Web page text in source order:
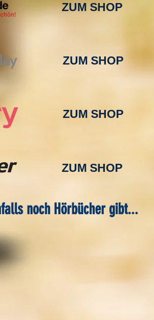
ZUM SHOP
ZUM SHOP
ZUM SHOP
ZUM SHOP
noch Hörbücher gibt...